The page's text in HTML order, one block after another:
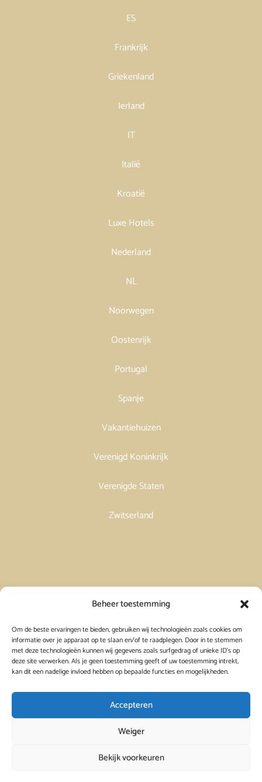
Beheer toestemming
Om de beste ervaringen te bieden, gebruiken wij technologieën zoals cookies om
informatie over je apparaat op te slaan en/of te raadplegen. Door in te stemmen
met deze technologieën kunnen wij gegevens zoals surfgedrag of unieke ID's op
deze site verwerken. Als je geen toestemming geeft of uw toestemming intrekt,
kan dit een nadelige invloed hebben op bepaalde functies en mogelijkheden.
Accepteren
Weiger
Bekijk voorkeuren
ES
Frankrijk
Griekenland
Ierland
IT
Italië
Kroatië
Luxe Hotels
Nederland
NL
Noorwegen
Oostenrijk
Portugal
Spanje
Vakantiehuizen
Verenigd Koninkrijk
Verenigde Staten
Zwitserland
Vakantiehuis in Frankrijk huren
Vakantiehuis in Griekenland huren